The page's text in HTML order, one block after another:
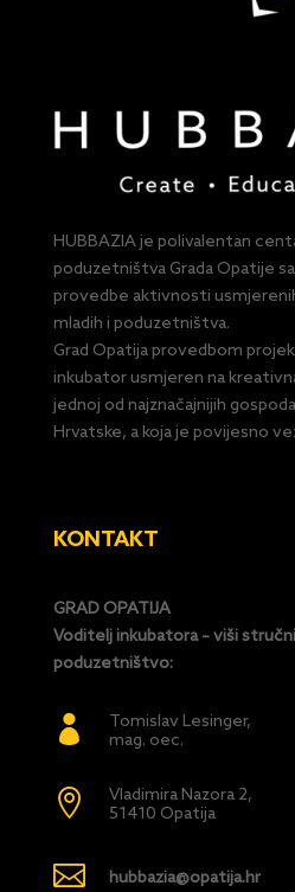
HUBBAZIA je polivalentan
poduzetništva Grada Opatije
provedbe aktivnosti
mladih i poduzetništva.
Grad Opatija provedbom
inkubator usmjeren na
jednoj od najznačajnijih
Hrvatske, a koja je povijesno
KONTAKT
GRAD OPATIJA
Voditelj inkubatora – viši
poduzetništvo:

Tomislav Lesinger,
mag. oec.

Vladimira Nazora 2,
51410 Opatija
 hubbazia@opatija.hr